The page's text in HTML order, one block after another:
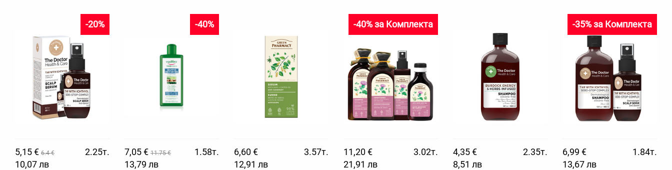
5,15 € 6.4 €
-20%
2.25т.
10,07 лв
7,05 € 11.75 €
-40%
1.58т.
13,79 лв
6,60 €
3.57т.
12,91 лв
-40% за Комплекта
11,20 €
3.02т.
21,91 лв
4,35 €
2.35т.
8,51 лв
-35% за Комплекта
6,99 €
1.84т.
13,67 лв